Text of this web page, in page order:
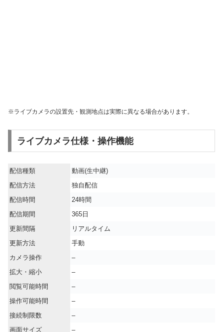
※ライブカメラの設置先・観測地点は実際に異なる場合があります。
ライブカメラ仕様・操作機能
配信種類
動画(生中継)
配信方法
独自配信
配信時間
24時間
配信期間
365日
更新間隔
リアルタイム
更新方法
手動
カメラ操作
–
拡大・縮小
–
閲覧可能時間
–
操作可能時間
–
接続制限数
–
画面サイズ
–